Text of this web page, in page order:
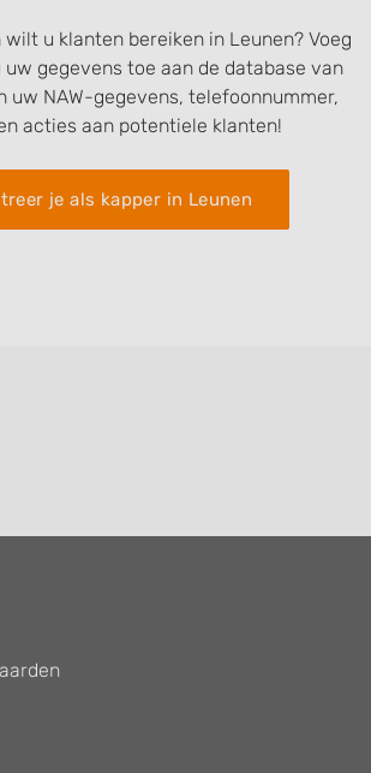
wilt u klanten bereiken in Leunen? Voeg
uw gegevens toe aan de database van
uw NAW-gegevens, telefoonnummer,
acties aan potentiele klanten!
je als kapper in Leunen